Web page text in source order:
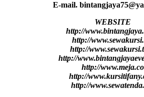
E-mail.
WEBSITE
http://
http://
http://
http://
http://www.meja.co
http://
http://